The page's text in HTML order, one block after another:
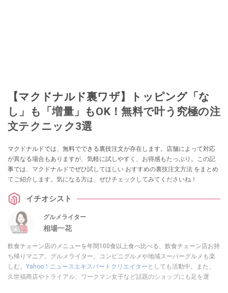
【マクドナルド裏ワザ】トッピング「な
し」も「増量」もOK！無料で叶う究極の注
文テクニック3選
マクドナルドでは、無料でできる裏技注文が存在します。店舗によって対応
が異なる場合もありますが、気軽に試しやすく、お得感もたっぷり。この記
事では、マクドナルドでぜひ試してほしい おすすめの裏技注文方法 をまとめ
てご紹介します。気になる方は、ぜひチェックしてみてくださいね！
イチオシスト
グルメライター
相場一花
飲食チェーン店のメニューを年間100食以上食べ比べる、飲食チェーン店お持
ち帰りマニア。グルメライター。コンビニグルメや地域スーパーグルメも楽
しむ。 Yahoo！ニュースエキスパートクリエイター としても活動中。また、
久世福商店やトライアル、ワークマン女子など話題のショップにも足を運